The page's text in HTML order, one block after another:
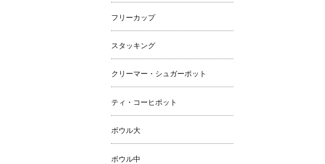
フリーカップ
スタッキング
クリーマー・シュガーポット
ティ・コーヒポット
ボウル大
ボウル中